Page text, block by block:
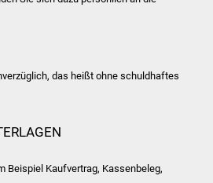
Familienzentrum
das heißt ohne schuldhaftes
Beispiel Kaufvertrag, Kassenbeleg,